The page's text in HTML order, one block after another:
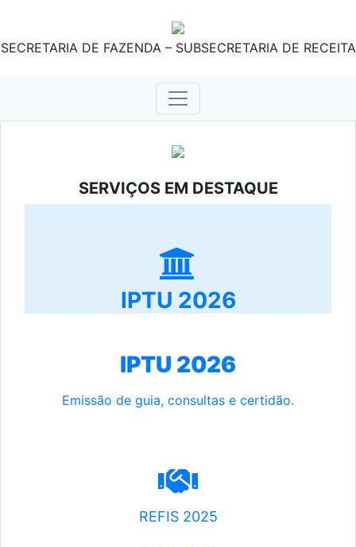
SECRETARIA DE FAZENDA – SUBSECRETARIA DE RECEITA
SERVIÇOS EM DESTAQUE
IPTU 2026
IPTU 2026
Emissão de guia, consultas e certidão.
REFIS 2025